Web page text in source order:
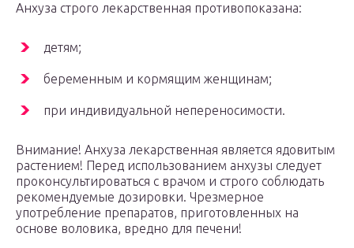
Анхуза строго лекарственная противопоказана:
детям;
беременным и кормящим женщинам;
при индивидуальной непереносимости.
Внимание! Анхуза лекарственная является ядовитым
растением! Перед использованием анхузы следует
проконсультироваться с врачом и строго соблюдать
рекомендуемые дозировки. Чрезмерное
употребление препаратов, приготовленных на
основе воловика, вредно для печени!